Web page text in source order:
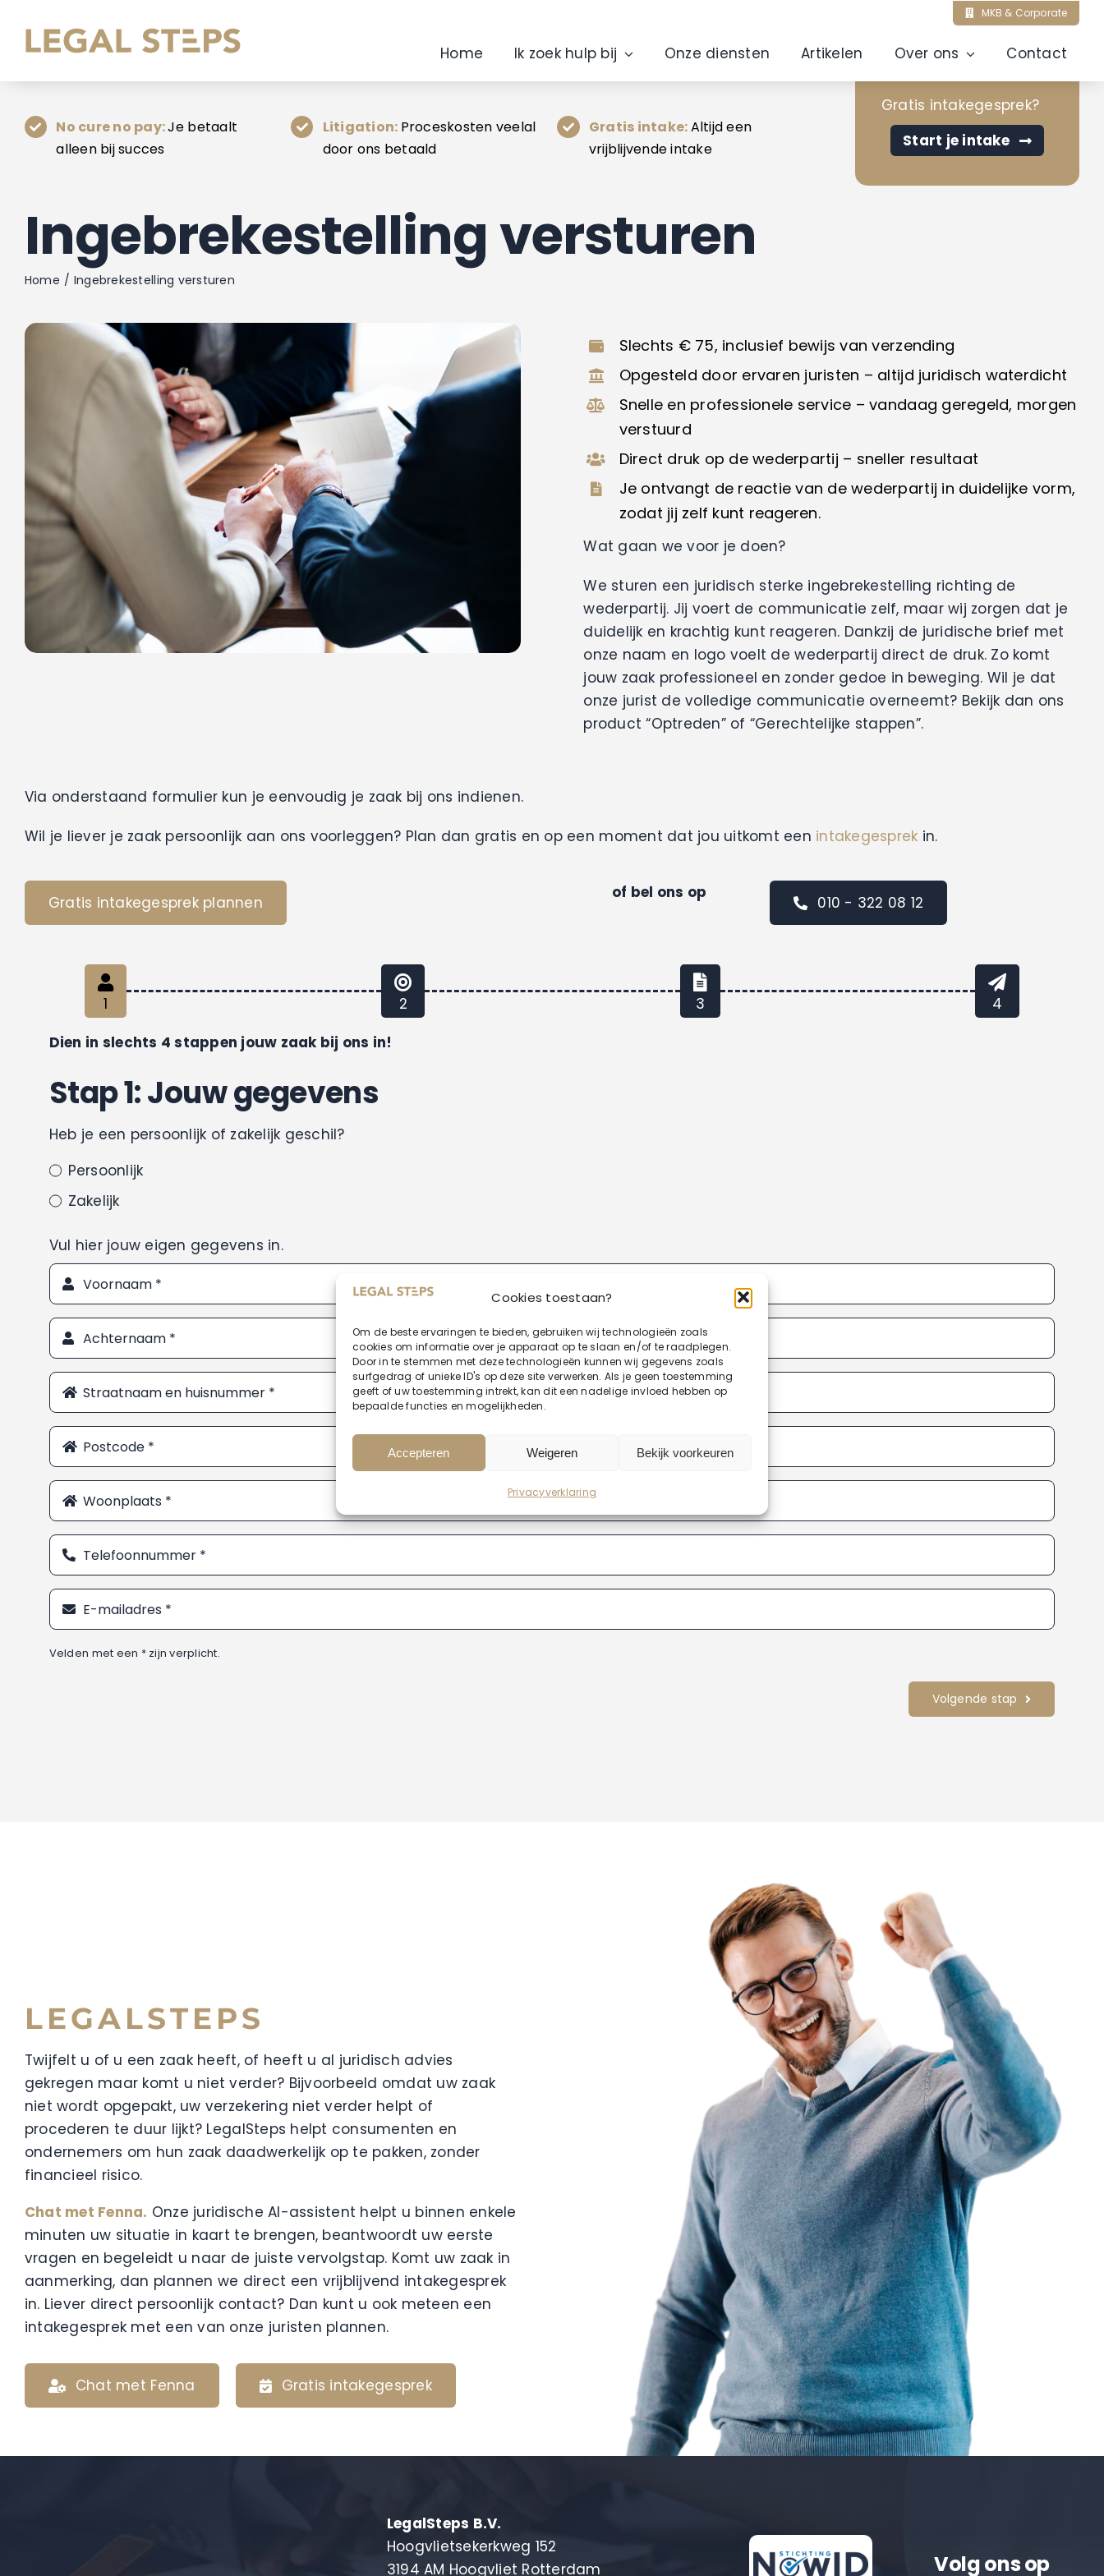
Cookies toestaan?
Om de beste ervaringen te bieden, gebruiken wij technologieën zoals
cookies om informatie over je apparaat op te slaan en/of te raadplegen.
Door in te stemmen met deze technologieën kunnen wij gegevens zoals
surfgedrag of unieke ID's op deze site verwerken. Als je geen toestemming
geeft of uw toestemming intrekt, kan dit een nadelige invloed hebben op
bepaalde functies en mogelijkheden.
Accepteren Weigeren Bekijk voorkeuren
Privacyverklaring
naar
inhoud
MKB & Corporate
Home Ik zoek hulp bij Onze diensten Artikelen Over ons Contact
No cure no pay:Je betaalt
alleen bij succes
Litigation: Proceskosten veelal
door ons betaald
Gratis intake:Altijd een
vrijblijvende intake
Gratis intakegesprek?
Start je intake
Ingebrekestelling versturen
Home Ingebrekestelling versturen
Slechts € 75, inclusief bewijs van verzending
Opgesteld door ervaren juristen – altijd juridisch waterdicht
Snelle en professionele service – vandaag geregeld, morgen
verstuurd
Direct druk op de wederpartij – sneller resultaat
Je ontvangt de reactie van de wederpartij in duidelijke vorm,
zodat jij zelf kunt reageren.
Wat gaan we voor je doen?
We sturen een juridisch sterke ingebrekestelling richting de
wederpartij. Jij voert de communicatie zelf, maar wij zorgen dat je
duidelijk en krachtig kunt reageren. Dankzij de juridische brief met
onze naam en logo voelt de wederpartij direct de druk. Zo komt
jouw zaak professioneel en zonder gedoe in beweging. Wil je dat
onze jurist de volledige communicatie overneemt? Bekijk dan ons
product “Optreden” of “Gerechtelijke stappen”.
Via onderstaand formulier kun je eenvoudig je zaak bij ons indienen.
Wil je liever je zaak persoonlijk aan ons voorleggen? Plan dan gratis en op een moment dat jou uitkomt een intakegesprek in.
Gratis intakegesprek plannen
of bel ons op
010 - 322 08 12
Current
1 2 3
4
Dien in slechts 4 stappen jouw zaak bij ons in!
Stap 1: Jouw gegevens
Heb je een persoonlijk of zakelijk geschil?
Persoonlijk
Zakelijk
Vul hier jouw eigen gegevens in.
Velden met een * zijn verplicht.
Volgende stap
LEGALSTEPS
Twijfelt u of u een zaak heeft, of heeft u al juridisch advies
gekregen maar komt u niet verder? Bijvoorbeeld omdat uw zaak
niet wordt opgepakt, uw verzekering niet verder helpt of
procederen te duur lijkt? LegalSteps helpt consumenten en
ondernemers om hun zaak daadwerkelijk op te pakken, zonder
financieel risico.
Chat met Fenna. Onze juridische AI-assistent helpt u binnen enkele
minuten uw situatie in kaart te brengen, beantwoordt uw eerste
vragen en begeleidt u naar de juiste vervolgstap. Komt uw zaak in
aanmerking, dan plannen we direct een vrijblijvend intakegesprek
in. Liever direct persoonlijk contact? Dan kunt u ook meteen een
intakegesprek met een van onze juristen plannen.
Chat met Fenna Gratis intakegesprek
LegalSteps B.V.
Hoogvlietsekerkweg 152
3194 AM Hoogvliet Rotterdam
Volg ons op